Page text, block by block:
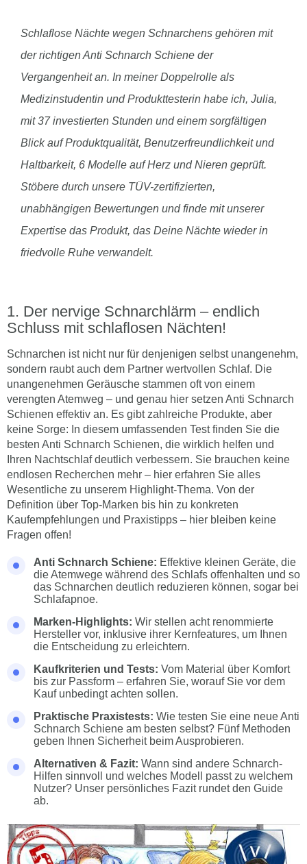
Schlaflose Nächte wegen Schnarchens gehören mit
der richtigen Anti Schnarch Schiene der
Vergangenheit an. In meiner Doppelrolle als
Medizinstudentin und Produkttesterin habe ich, Julia,
mit 37 investierten Stunden und einem sorgfältigen
Blick auf Produktqualität, Benutzerfreundlichkeit und
Haltbarkeit, 6 Modelle auf Herz und Nieren geprüft.
Stöbere durch unsere TÜV-zertifizierten,
unabhängigen Bewertungen und finde mit unserer
Expertise das Produkt, das Deine Nächte wieder in
friedvolle Ruhe verwandelt.
Der nervige Schnarchlärm – endlich
Schluss mit schlaflosen Nächten!
Schnarchen ist nicht nur für denjenigen selbst unangenehm,
sondern raubt auch dem Partner wertvollen Schlaf. Die
unangenehmen Geräusche stammen oft von einem
verengten Atemweg – und genau hier setzen Anti Schnarch
Schienen effektiv an. Es gibt zahlreiche Produkte, aber
keine Sorge: In diesem umfassenden Test finden Sie die
besten Anti Schnarch Schienen, die wirklich helfen und
Ihren Nachtschlaf deutlich verbessern. Sie brauchen keine
endlosen Recherchen mehr – hier erfahren Sie alles
Wesentliche zu unserem Highlight-Thema. Von der
Definition über Top-Marken bis hin zu konkreten
Kaufempfehlungen und Praxistipps – hier bleiben keine
Fragen offen!
Anti Schnarch Schiene: Effektive kleinen Geräte, die
die Atemwege während des Schlafs offenhalten und so
das Schnarchen deutlich reduzieren können, sogar bei
Schlafapnoe.
Marken-Highlights: Wir stellen acht renommierte
Hersteller vor, inklusive ihrer Kernfeatures, um Ihnen
die Entscheidung zu erleichtern.
Kaufkriterien und Tests: Vom Material über Komfort
bis zur Passform – erfahren Sie, worauf Sie vor dem
Kauf unbedingt achten sollen.
Praktische Praxistests: Wie testen Sie eine neue Anti
Schnarch Schiene am besten selbst? Fünf Methoden
geben Ihnen Sicherheit beim Ausprobieren.
Alternativen & Fazit: Wann sind andere Schnarch-
Hilfen sinnvoll und welches Modell passt zu welchem
Nutzer? Unser persönliches Fazit rundet den Guide
ab.